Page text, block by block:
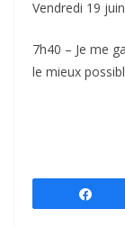
Vendredi 19 juin
7h40 – Je me
le mieux